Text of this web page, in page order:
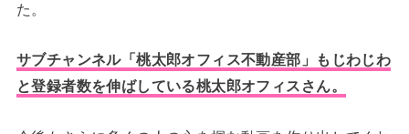
た。
サブチャンネル「桃太郎オフィス不動産部」もじわじわ
と登録者数を伸ばしている桃太郎オフィスさん。